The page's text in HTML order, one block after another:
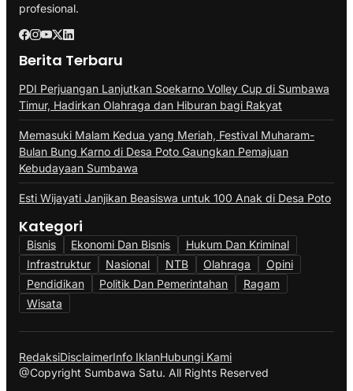
profesional.
Berita Terbaru
PDI Perjuangan Lanjutkan Soekarno Volley Cup di Sumbawa
Timur, Hadirkan Olahraga dan Hiburan bagi Rakyat
Memasuki Malam Kedua yang Meriah, Festival Muharam-
Bulan Bung Karno di Desa Poto Gaungkan Pemajuan
Kebudayaan Sumbawa
Esti Wijayati Janjikan Beasiswa untuk 100 Anak di Desa Poto
Kategori
Bisnis Ekonomi Dan Bisnis
Hukum Dan Kriminal
Infrastruktur
Nasional NTB Olahraga
Opini
Pendidikan
Politik Dan Pemerintahan
Ragam
Wisata
RedaksiDisclaimerInfo IklanHubungi Kami
@Copyright Sumbawa Satu. All Rights Reserved